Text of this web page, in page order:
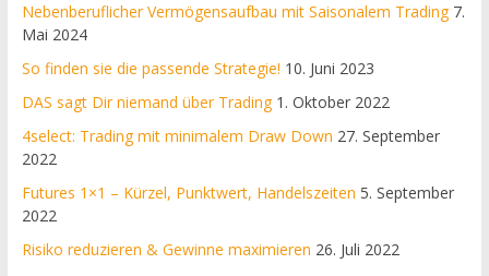
Nebenberuflicher Vermögensaufbau mit Saisonalem Trading 7.
Mai 2024
So finden sie die passende Strategie! 10. Juni 2023
DAS sagt Dir niemand über Trading 1. Oktober 2022
4select: Trading mit minimalem Draw Down 27. September
2022
Futures 1×1 – Kürzel, Punktwert, Handelszeiten 5. September
2022
Risiko reduzieren & Gewinne maximieren 26. Juli 2022